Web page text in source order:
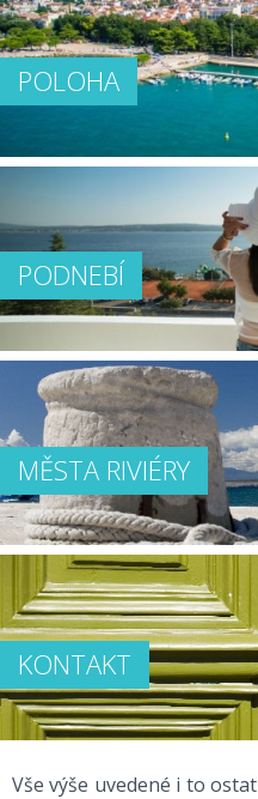
POLOHA
PODNEBÍ
MĚSTA RIVIÉRY
KONTAKT
Vše výše uvedené i to